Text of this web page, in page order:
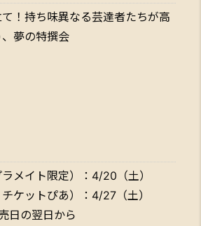
！持ち味異なる芸達者たちが高
夢の特撰会
メイト限定）：4/20（土）
ケットぴあ）：4/27（土）
日の翌日から